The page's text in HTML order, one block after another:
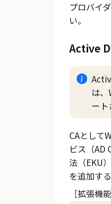
プロバイ
い。
Active
は、
ート
CAとして
ビス（AD
法（EKU
を追加す
拡張機